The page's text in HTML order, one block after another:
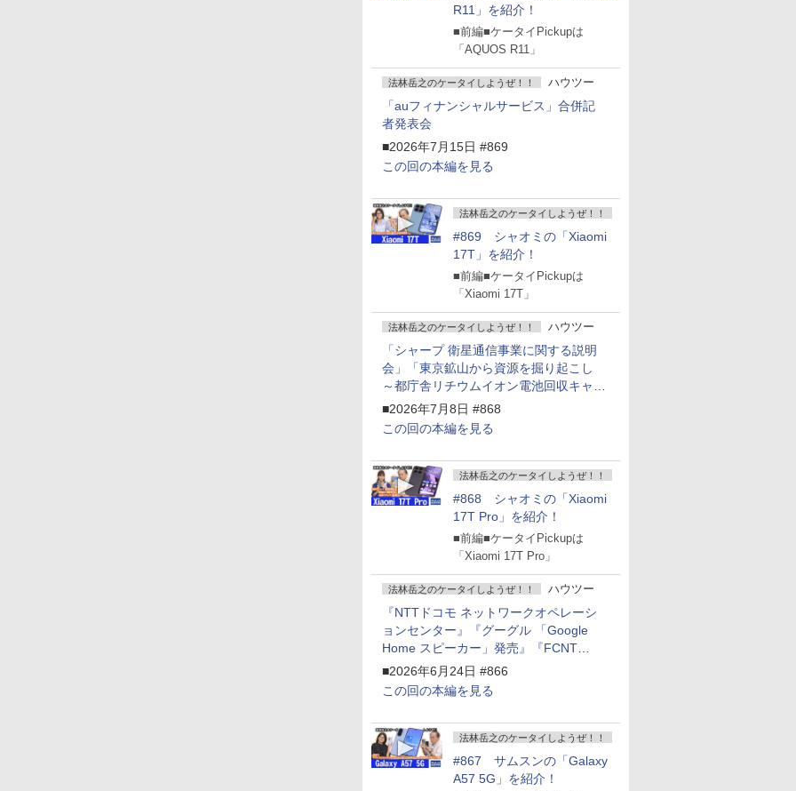
R11」を紹介！
■前編■ケータイPickupは
「AQUOS R11」
法林岳之のケータイしようぜ！！ ハウツー
「auフィナンシャルサービス」合併記
者発表会
■2026年7月15日 #869
この回の本編を見る
法林岳之のケータイしようぜ！！
#869 シャオミの「Xiaomi
17T」を紹介！
■前編■ケータイPickupは
「Xiaomi 17T」
法林岳之のケータイしようぜ！！ ハウツー
「シャープ 衛星通信事業に関する説明
会」「東京鉱山から資源を掘り起こし
～都庁舎リチウムイオン電池回収キャン
ペーン～」
■2026年7月8日 #868
この回の本編を見る
法林岳之のケータイしようぜ！！
#868 シャオミの「Xiaomi
17T Pro」を紹介！
■前編■ケータイPickupは
「Xiaomi 17T Pro」
法林岳之のケータイしようぜ！！ ハウツー
『NTTドコモ ネットワークオペレーシ
ョンセンター』『グーグル 「Google
Home スピーカー」発売』『FCNT
「arrows Alpha2」発表』『KDDI
「povo2.0」サービス説明会』
■2026年6月24日 #866
この回の本編を見る
法林岳之のケータイしようぜ！！
#867 サムスンの「Galaxy
A57 5G」を紹介！